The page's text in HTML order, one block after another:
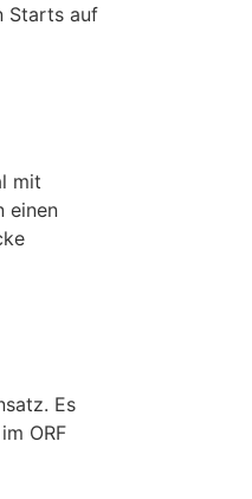
Starts auf
mit
einen
Es
ORF